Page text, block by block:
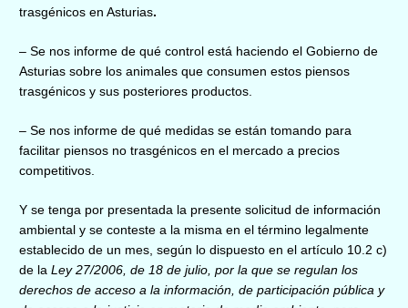
trasgénicos en Asturias.
– Se nos informe de qué control está haciendo el Gobierno de
Asturias sobre los animales que consumen estos piensos
trasgénicos y sus posteriores productos.
– Se nos informe de qué medidas se están tomando para
facilitar piensos no trasgénicos en el mercado a precios
competitivos.
Y se tenga por presentada la presente solicitud de información
ambiental y se conteste a la misma en el término legalmente
establecido de un mes, según lo dispuesto en el artículo 10.2 c)
de la Ley 27/2006, de 18 de julio, por la que se regulan los
derechos de acceso a la información, de participación pública y